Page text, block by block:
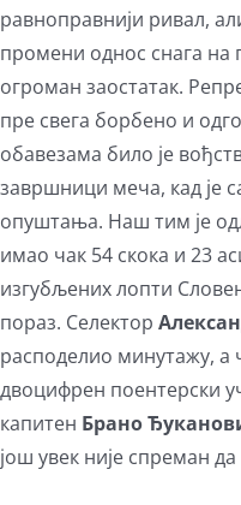
равноправнији ривал,
промени однос снага
огроман заостатак.
пре свега борбено и
обавезама било је
завршници меча, кад је
опуштања. Наш тим је
имао чак 54 скока и 23
изгубљених лопти
пораз. Селектор
расподелио минутажу, а
двоцифрен поентерски
капитен Брано
још увек није спреман